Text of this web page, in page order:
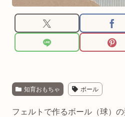
知育おもちゃ ボール
フェルトで作るボール（球）